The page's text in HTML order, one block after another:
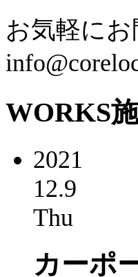
お気軽に
WORKS
2021
12.9
Thu
カーポ